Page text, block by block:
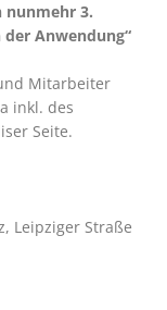
nunmehr 3.
Anwendung“
Mitarbeiter
inkl. des
Seite.
Leipziger Straße